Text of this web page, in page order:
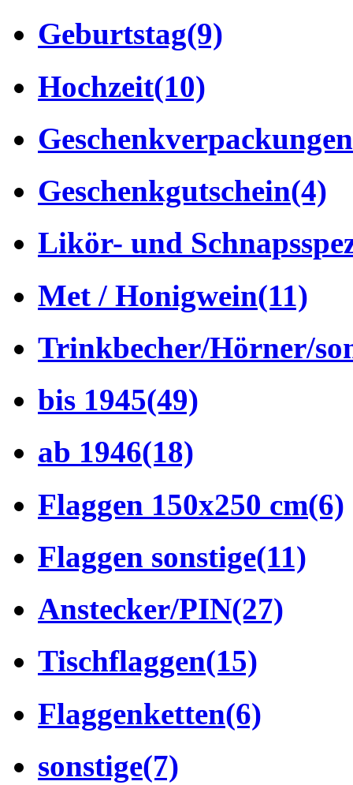
Geburtstag(9)
Hochzeit(10)
Geschenkverpackungen
Geschenkgutschein(4)
Likör- und
Met / Honigwein(11)
Trinkbecher/Hörner/
bis 1945(49)
ab 1946(18)
Flaggen 150x250 cm(6)
Flaggen sonstige(11)
Anstecker/PIN(27)
Tischflaggen(15)
Flaggenketten(6)
sonstige(7)